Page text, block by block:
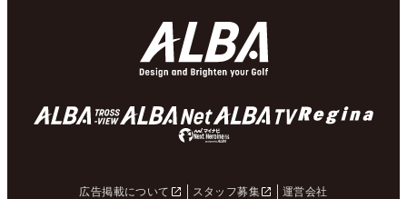
広告掲載について スタッフ募集
運営会社